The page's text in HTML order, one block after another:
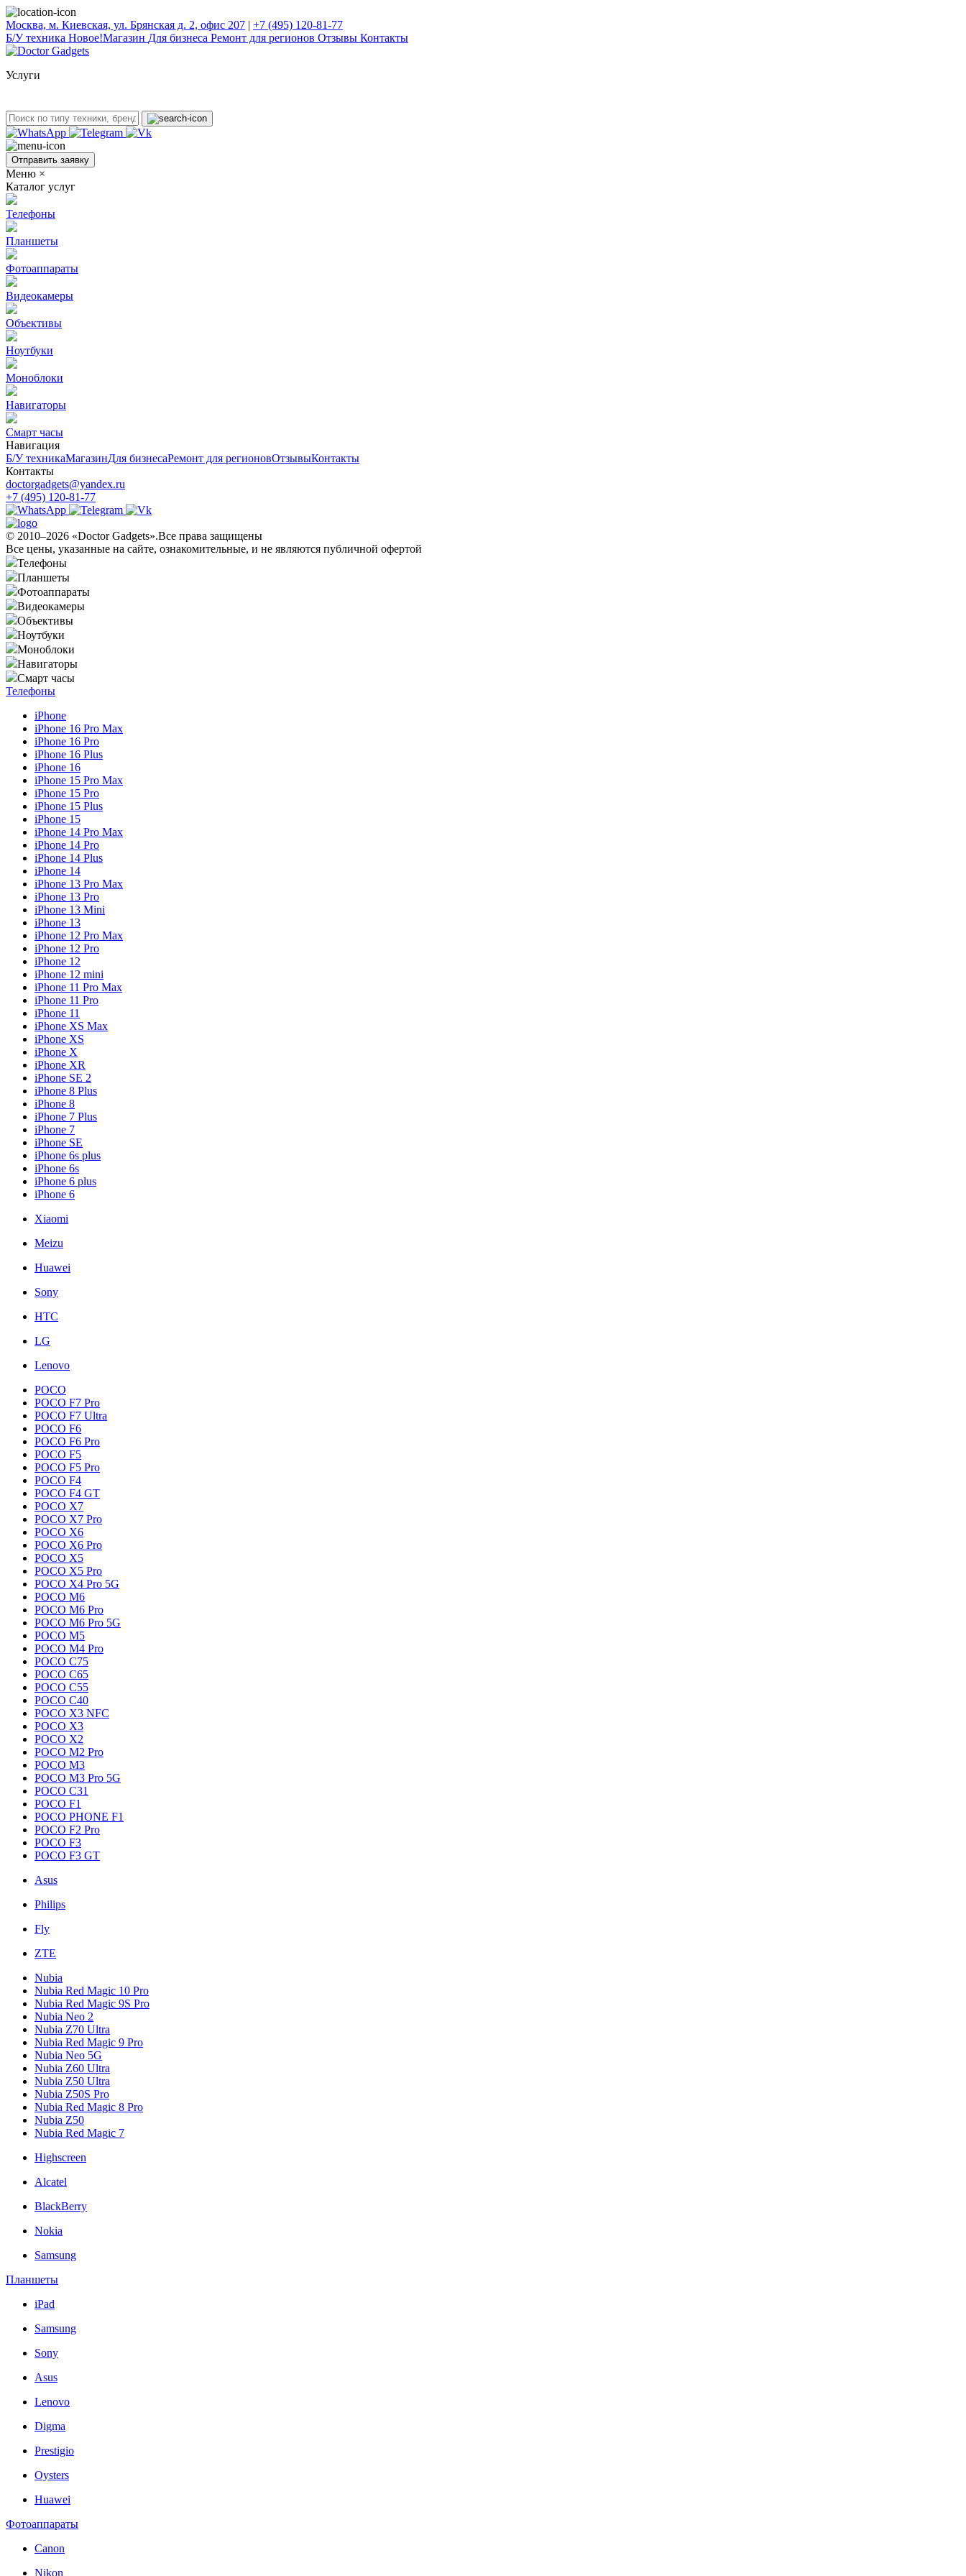
Москва, м. Киевская, ул. Брянская д. 2, офис 207 | +7 (495) 120-81-77
Б/У техникa Новое!Магазин Для бизнеса Ремонт для регионов Отзывы Контакты
Услуги
Отправить заявку
Меню ×
Каталог услуг
Телефоны
Планшеты
Фотоаппараты
Видеокамеры
Объективы
Ноутбуки
Моноблоки
Навигаторы
Смарт часы
Навигация
Б/У техникaМагазинДля бизнесаРемонт для регионовОтзывыКонтакты
Контакты
doctorgadgets@yandex.ru
+7 (495) 120-81-77
© 2010–2026 «Doctor Gadgets».Все права защищены
Все цены, указанные на сайте, ознакомительные, и не являются публичной офертой
Телефоны
Планшеты
Фотоаппараты
Видеокамеры
Объективы
Ноутбуки
Моноблоки
Навигаторы
Смарт часы
Телефоны
iPhone
iPhone 16 Pro Max
iPhone 16 Pro
iPhone 16 Plus
iPhone 16
iPhone 15 Pro Max
iPhone 15 Pro
iPhone 15 Plus
iPhone 15
iPhone 14 Pro Max
iPhone 14 Pro
iPhone 14 Plus
iPhone 14
iPhone 13 Pro Max
iPhone 13 Pro
iPhone 13 Mini
iPhone 13
iPhone 12 Pro Max
iPhone 12 Pro
iPhone 12
iPhone 12 mini
iPhone 11 Pro Max
iPhone 11 Pro
iPhone 11
iPhone XS Max
iPhone XS
iPhone X
iPhone XR
iPhone SE 2
iPhone 8 Plus
iPhone 8
iPhone 7 Plus
iPhone 7
iPhone SE
iPhone 6s plus
iPhone 6s
iPhone 6 plus
iPhone 6
Xiaomi
Meizu
Huawei
Sony
HTC
LG
Lenovo
POCO
POCO F7 Pro
POCO F7 Ultra
POCO F6
POCO F6 Pro
POCO F5
POCO F5 Pro
POCO F4
POCO F4 GT
POCO X7
POCO X7 Pro
POCO X6
POCO X6 Pro
POCO X5
POCO X5 Pro
POCO X4 Pro 5G
POCO M6
POCO M6 Pro
POCO M6 Pro 5G
POCO M5
POCO M4 Pro
POCO C75
POCO C65
POCO C55
POCO C40
POCO X3 NFC
POCO X3
POCO X2
POCO M2 Pro
POCO M3
POCO M3 Pro 5G
POCO C31
POCO F1
POCO PHONE F1
POCO F2 Pro
POCO F3
POCO F3 GT
Asus
Philips
Fly
ZTE
Nubia
Nubia Red Magic 10 Pro
Nubia Red Magic 9S Pro
Nubia Neo 2
Nubia Z70 Ultra
Nubia Red Magic 9 Pro
Nubia Neo 5G
Nubia Z60 Ultra
Nubia Z50 Ultra
Nubia Z50S Pro
Nubia Red Magic 8 Pro
Nubia Z50
Nubia Red Magic 7
Highscreen
Alcatel
BlackBerry
Nokia
Samsung
Планшеты
iPad
Samsung
Sony
Asus
Lenovo
Digma
Prestigio
Oysters
Huawei
Фотоаппараты
Canon
Nikon